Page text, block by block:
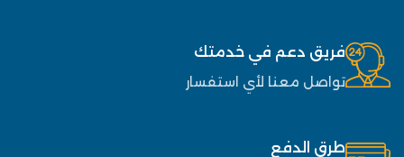
فريق دعم في خدمتك
تواصل معنا لأي استفسار
طرق الدفع